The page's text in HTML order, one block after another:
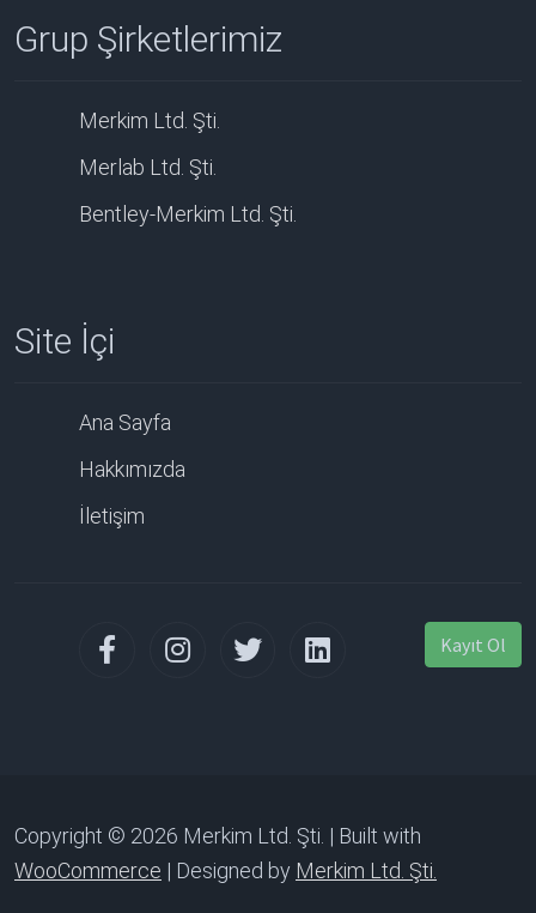
Grup Şirketlerimiz
Merkim Ltd. Şti.
Merlab Ltd. Şti.
Bentley-Merkim Ltd. Şti.
Site İçi
Ana Sayfa
Hakkımızda
İletişim
Kayıt Ol
Copyright © 2026 Merkim Ltd. Şti. | Built with
WooCommerce | Designed by Merkim Ltd. Şti.